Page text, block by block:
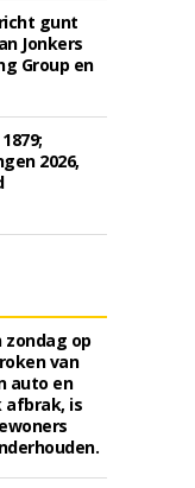
gunt
Jonkers
Group en
2026,
zondag op
van
auto en
afbrak, is